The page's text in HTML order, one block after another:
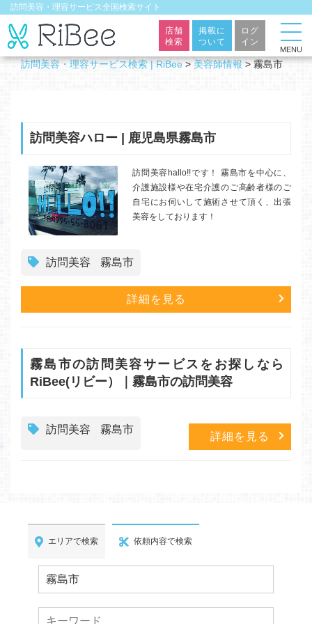
訪問美容・理容サービス全国検索サイト
店舗
検索
掲載に
ついて
ログ
イン
MENU
訪問美容・理容サービス検索 | RiBee> 美容師情報>霧島市
訪問美容ハロー | 鹿児島県霧島市
訪問美容hallo!!です！ 霧島市を中心に、
介護施設様や在宅介護のご高齢者様のご
自宅にお伺いして施術させて頂く、出張
美容をしております！
訪問美容 霧島市
詳細を見る
霧島市の訪問美容サービスをお探しなら
RiBee(リビー）｜霧島市の訪問美容
訪問美容 霧島市
詳細を見る
エリアで検索 依頼内容で検索